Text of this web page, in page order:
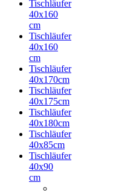
Tischläufer
40x160
cm
Tischläufer
40x160
cm
Tischläufer
40x170cm
Tischläufer
40x175cm
Tischläufer
40x180cm
Tischläufer
40x85cm
Tischläufer
40x90
cm